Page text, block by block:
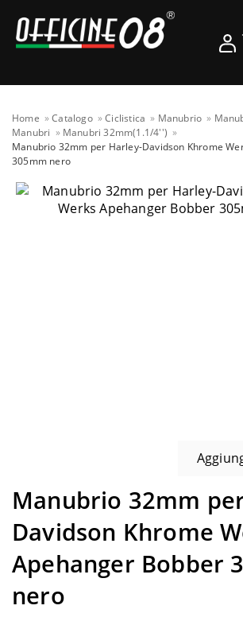
Home Catalogo Ciclistica Manubrio
Manubri
Manubri 32mm(1.1/4'')
Manubrio 32mm per Harley-Davidson Khrome
305mm nero
Manubrio 32mm
Davidson Khrome
Apehanger Bobber
nero